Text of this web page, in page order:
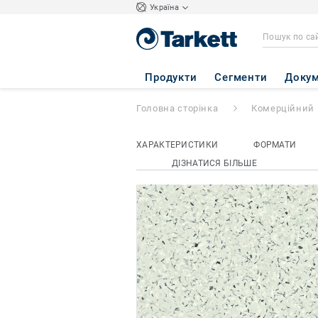
Україна
Продукти Сегменти
iQ TORO SC -
Головна сторінка Комерційний
ХАРАКТЕРИСТИКИ
ФОРМАТИ
ДІЗНАТИСЯ БІЛЬШЕ